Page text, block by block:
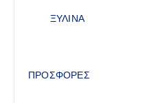
ΞΥΛΙΝΑ
ΠΡΟΣΦΟΡΕΣ